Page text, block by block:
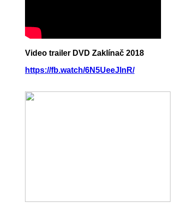
Video trailer DVD Zaklínač 2018
https://fb.watch/6N5UeeJlnR/